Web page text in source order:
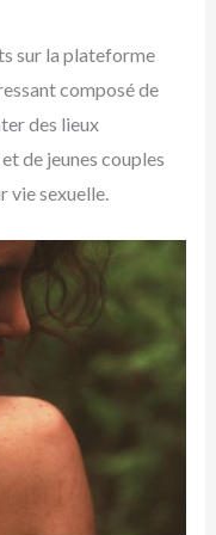
sur la plateforme
composé de
des lieux
de jeunes couples
vie sexuelle.